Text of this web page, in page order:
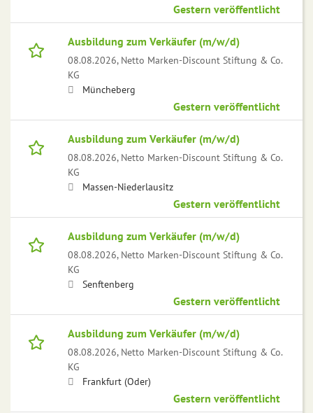
Gestern veröffentlicht
Ausbildung zum Verkäufer (m/w/d)
08.08.2026, Netto Marken-Discount Stiftung & Co.
KG
Müncheberg
Gestern veröffentlicht
Ausbildung zum Verkäufer (m/w/d)
08.08.2026, Netto Marken-Discount Stiftung & Co.
KG
Massen-Niederlausitz
Gestern veröffentlicht
Ausbildung zum Verkäufer (m/w/d)
08.08.2026, Netto Marken-Discount Stiftung & Co.
KG
Senftenberg
Gestern veröffentlicht
Ausbildung zum Verkäufer (m/w/d)
08.08.2026, Netto Marken-Discount Stiftung & Co.
KG
Frankfurt (Oder)
Gestern veröffentlicht